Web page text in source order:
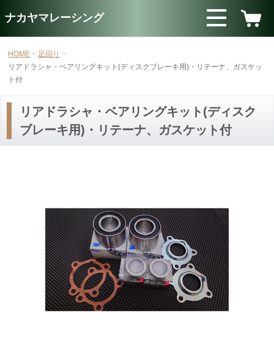
ナカヤマレーシング
HOME
足回り
リアドラシャ・ベアリングキット(ディスクブレーキ用)・リテーナ、ガスケッ
ト付
リアドラシャ・ベアリングキット(ディスク
ブレーキ用)・リテーナ、ガスケット付